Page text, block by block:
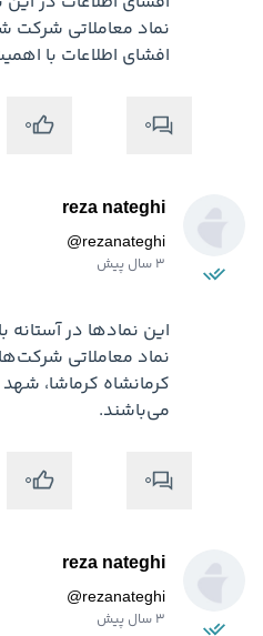
نماد معاملاتی شرکت
افشای اطلاعات با
0
0
reza nateghi
@rezanateghi
3 سال پیش
کرمانشاه کرماشا، شهد
می‌باشند.
0
0
reza nateghi
@rezanateghi
3 سال پیش